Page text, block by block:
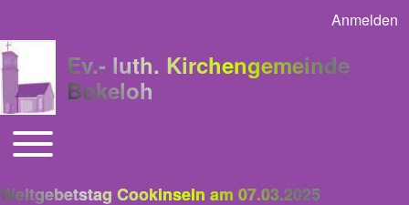
User
Anmelden
Ev.- luth. Kirchengemeinde
Bokeloh
Main navigation
Toggle main menu
Weltgebetstag Cookinseln am 07.03.2025